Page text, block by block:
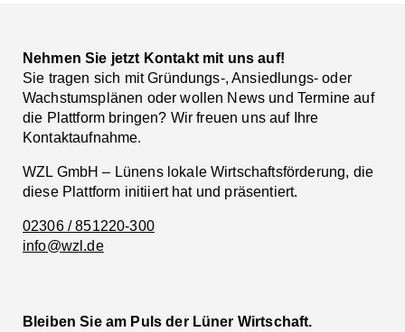
Nehmen Sie jetzt Kontakt mit uns auf!
Sie tragen sich mit Gründungs-, Ansiedlungs- oder
Wachstumsplänen oder wollen News und Termine auf
die Plattform bringen? Wir freuen uns auf Ihre
Kontaktaufnahme.
WZL GmbH – Lünens lokale Wirtschaftsförderung, die
diese Plattform initiiert hat und präsentiert.
02306 / 851220-300
info@wzl.de
Bleiben Sie am Puls der Lüner Wirtschaft.